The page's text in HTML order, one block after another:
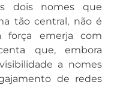
dois nomes que
tão central, não é
força emerja com
que, embora
a nomes
de redes